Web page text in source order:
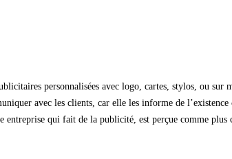
personnalisées avec logo, cartes, stylos, ou
avec les clients, car elle les informe de
qui fait de la publicité, est perçue comme plus